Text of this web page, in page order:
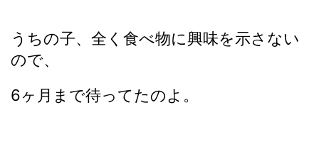
うちの子、全く食べ物に興味を示さない
ので、
6ヶ月まで待ってたのよ。